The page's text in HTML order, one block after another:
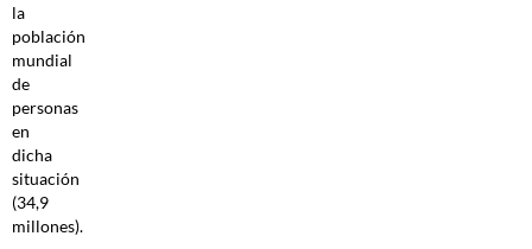
la
población
mundial
de
personas
en
dicha
situación
(34,9
millones).